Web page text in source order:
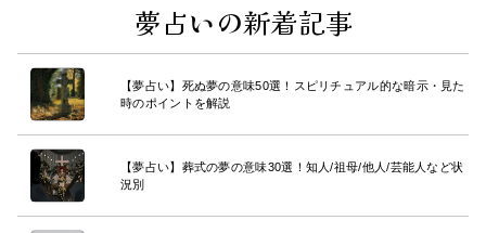
夢占いの新着記事
【夢占い】死ぬ夢の意味50選！スピリチュアル的な暗示・見た
時のポイントを解説
【夢占い】葬式の夢の意味30選！知人/祖母/他人/芸能人など状
況別